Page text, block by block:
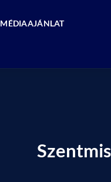
MÉDIAAJÁNLAT